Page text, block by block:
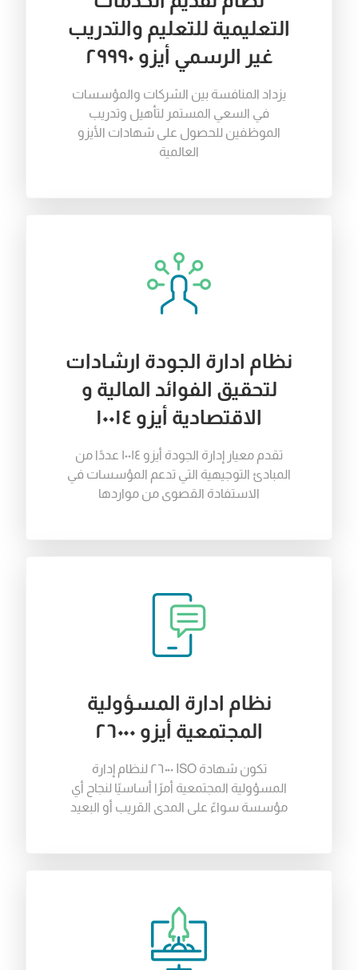
التعليمية للتعليم والتدريب
غير الرسمي أيزو ٢٩٩٩٠
يزداد المنافسة بين الشركات والمؤسسات
في السعي المستمر لتأهيل وتدريب
الموظفين للحصول على شهادات الأيزو
العالمية
نظام ادارة الجودة ارشادات
لتحقيق الفوائد المالية و
الاقتصادية أيزو ١٠٠١٤
تقدم معيار إدارة الجودة أيزو ١٠٠١٤ عددًا من
المبادئ التوجيهية التي تدعم المؤسسات في
الاستفادة القصوى من مواردها
نظام ادارة المسؤولية
المجتمعية أيزو ٢٦٠٠٠
تكون شهادة ISO ٢٦٠٠٠ لنظام إدارة
المسؤولية المجتمعية أمرًا أساسيًا لنجاح أي
مؤسسة سواءً على المدى القريب أو البعيد